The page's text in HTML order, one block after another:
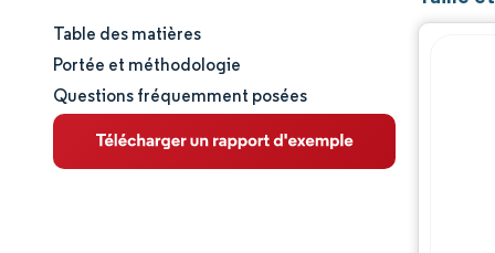
Taille et part de marché
Analyse du marché
Tendances et perspectives
Table des matières
Portée et méthodologie
Questions fréquemment posées